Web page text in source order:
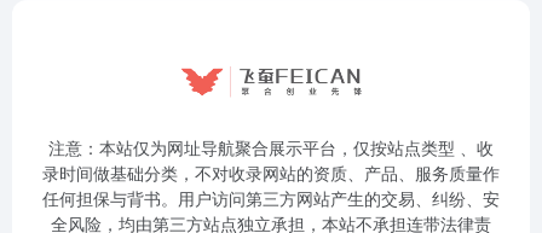
注意：本站仅为网址导航聚合展示平台，仅按站点类型 、收
录时间做基础分类，不对收录网站的资质、产品、服务质量作
任何担保与背书。用户访问第三方网站产生的交易、纠纷、安
全风险，均由第三方站点独立承担，本站不承担连带法律责